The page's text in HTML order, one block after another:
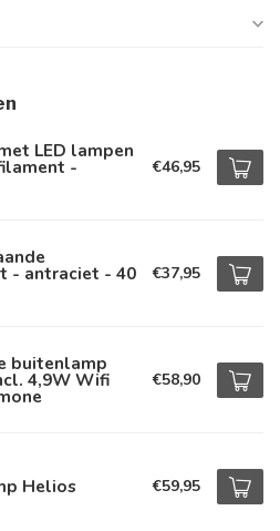
LED lampen
- €46,95
- antraciet - 40 €37,95
buitenlamp
4,9W Wifi €58,90
Helios €59,95